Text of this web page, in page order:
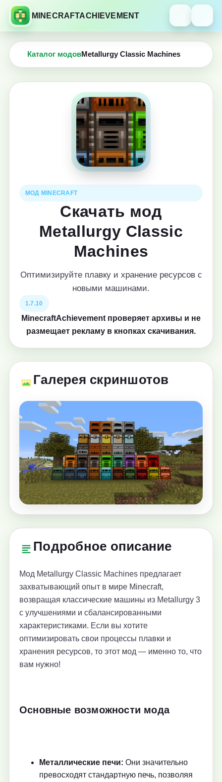
MINECRAFTACHIEVEMENT
Каталог модовMetallurgy Classic Machines
МОД MINECRAFT
Скачать мод
Metallurgy Classic
Machines
Оптимизируйте плавку и хранение ресурсов с
новыми машинами.
1.7.10
MinecraftAchievement проверяет архивы и не
размещает рекламу в кнопках скачивания.
Галерея скриншотов
Подробное описание
Мод Metallurgy Classic Machines предлагает
захватывающий опыт в мире Minecraft,
возвращая классические машины из Metallurgy 3
с улучшениями и сбалансированными
характеристиками. Если вы хотите
оптимизировать свои процессы плавки и
хранения ресурсов, то этот мод — именно то, что
вам нужно!
Основные возможности мода
Металлические печи: Они значительно
превосходят стандартную печь, позволяя